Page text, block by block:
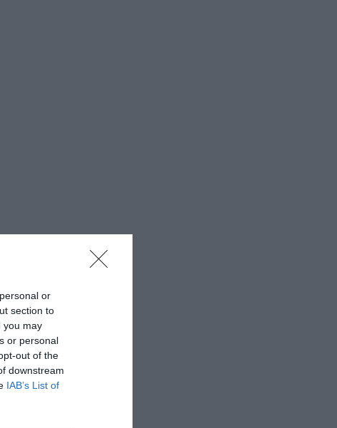
or
section to
you may
or personal
out of the
downstream
IAB’s List of